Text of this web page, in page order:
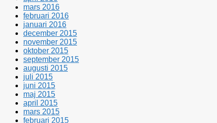
mars 2016
februari 2016
januari 2016
december 2015
november 2015
oktober 2015
september 2015
augusti 2015
juli 2015
juni 2015
maj 2015
april 2015
mars 2015
februari 2015